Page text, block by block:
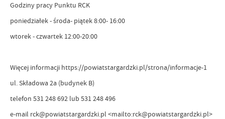
Godziny pracy Punktu RCK
poniedziałek - środa- piątek 8:00- 16:00
wtorek - czwartek 12:00-20:00
Więcej informacji https://powiatstargardzki.pl/strona/informacje-1
ul. Składowa 2a (budynek B)
telefon 531 248 692 lub 531 248 496
e-mail rck@powiatstargardzki.pl <mailto:rck@powiatstargardzki.pl>